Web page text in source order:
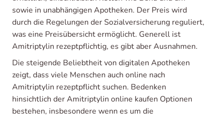
sowie in unabhängigen Apotheken. Der Preis wird
durch die Regelungen der Sozialversicherung reguliert,
was eine Preisübersicht ermöglicht. Generell ist
Amitriptylin rezeptpflichtig, es gibt aber Ausnahmen.
Die steigende Beliebtheit von digitalen Apotheken
zeigt, dass viele Menschen auch online nach
Amitriptylin rezeptpflicht suchen. Bedenken
hinsichtlich der Amitriptylin online kaufen Optionen
bestehen, insbesondere wenn es um die